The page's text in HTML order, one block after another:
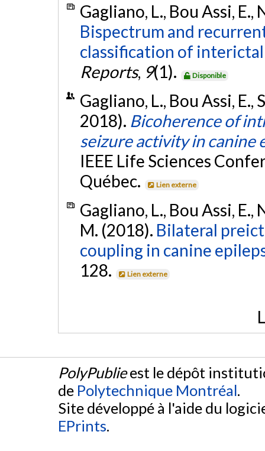
Gagliano, L., Bou Assi, E.,
Bispectrum and
classification of
Reports, 9(1). Disponible
Gagliano, L., Bou Assi,
2018). Bicoherence of
seizure activity in canine
IEEE Life Sciences
Québec.
Lien externe
Gagliano, L., Bou Assi, E.,
M. (2018). Bilateral
coupling in canine
128.
Lien externe
PolyPublieest le dépôt
de Polytechnique Montréal.
Site développé à l'aide du
EPrints.